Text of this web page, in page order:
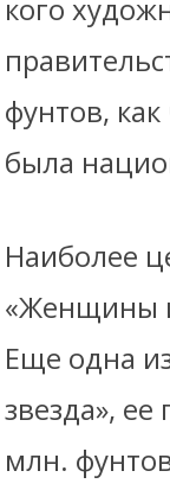
кого
фунтов, как
была
Наиболее
«Женщины
Еще одна
звезда»,
млн.